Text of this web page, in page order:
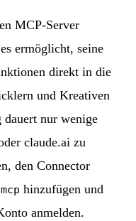
MCP-Server
ermöglicht, seine
direkt in die
und Kreativen
nur wenige
claude.ai zu
den Connector
hinzufügen und
anmelden.